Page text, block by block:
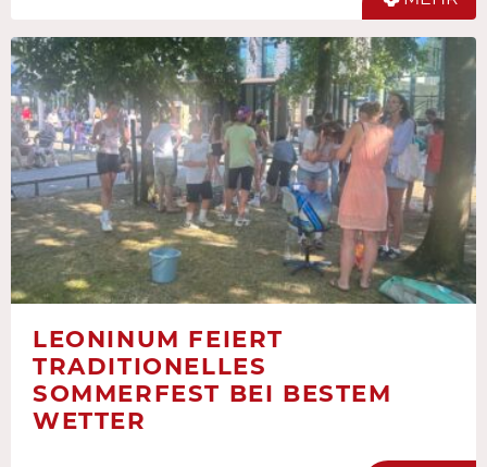
LEONINUM FEIERT
TRADITIONELLES
SOMMERFEST BEI BESTEM
WETTER